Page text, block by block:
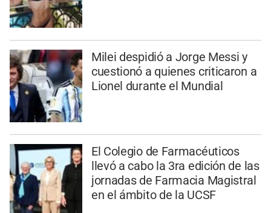
Milei despidió a Jorge Messi y
cuestionó a quienes criticaron a
Lionel durante el Mundial
El Colegio de Farmacéuticos
llevó a cabo la 3ra edición de las
jornadas de Farmacia Magistral
en el ámbito de la UCSF